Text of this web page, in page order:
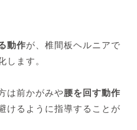
動作が、椎間板ヘルニアで
します。
は前かがみや腰を回す動作
けるように指導することが